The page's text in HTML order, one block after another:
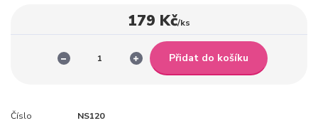
179 Kč/ks
Přidat do košíku
Číslo
NS120